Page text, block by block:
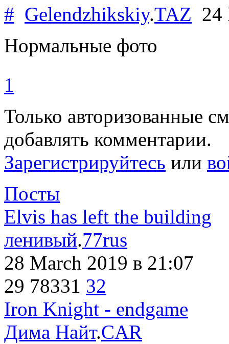
# Gelendzhikskiy.TAZ 24
Нормальные фото
1
Только авторизованные
добавлять комментарии.
Зарегистрируйтесь или
Посты
Elvis has left the building
ленивый.77rus
28 March 2019 в 21:07
29 78331 32
Iron Knight - endgame
Дима Найт.CAR